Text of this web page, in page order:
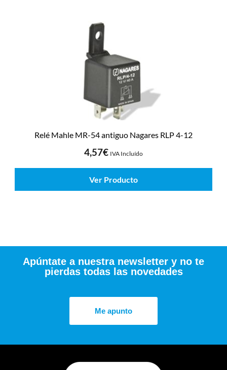
Relé Mahle MR-54 antiguo Nagares RLP 4-12
4,57€ IVA Incluído
Ver Producto
Apúntate a nuestra newsletter y no te
pierdas todas las novedades
Me apunto